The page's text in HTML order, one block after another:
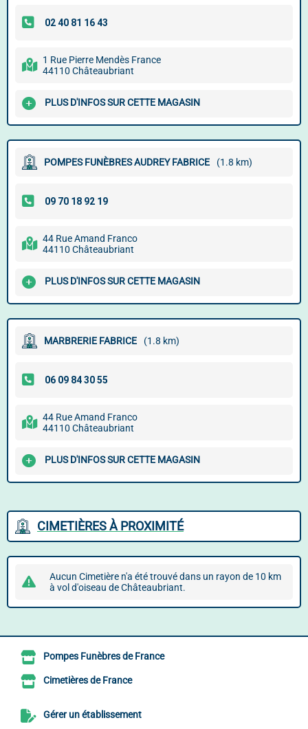
1 Rue Pierre Mendès France
44110 Châteaubriant
PLUS D'INFOS SUR CETTE MAGASIN
POMPES FUNÈBRES AUDREY FABRICE (1.8 km)
44 Rue Amand Franco
44110 Châteaubriant
PLUS D'INFOS SUR CETTE MAGASIN
MARBRERIE FABRICE (1.8 km)
44 Rue Amand Franco
44110 Châteaubriant
PLUS D'INFOS SUR CETTE MAGASIN
CIMETIÈRES À PROXIMITÉ
Aucun Cimetière n'a été trouvé dans un rayon de 10 km
à vol d'oiseau de Châteaubriant.
Pompes Funèbres de France
Cimetières de France
Gérer un établissement